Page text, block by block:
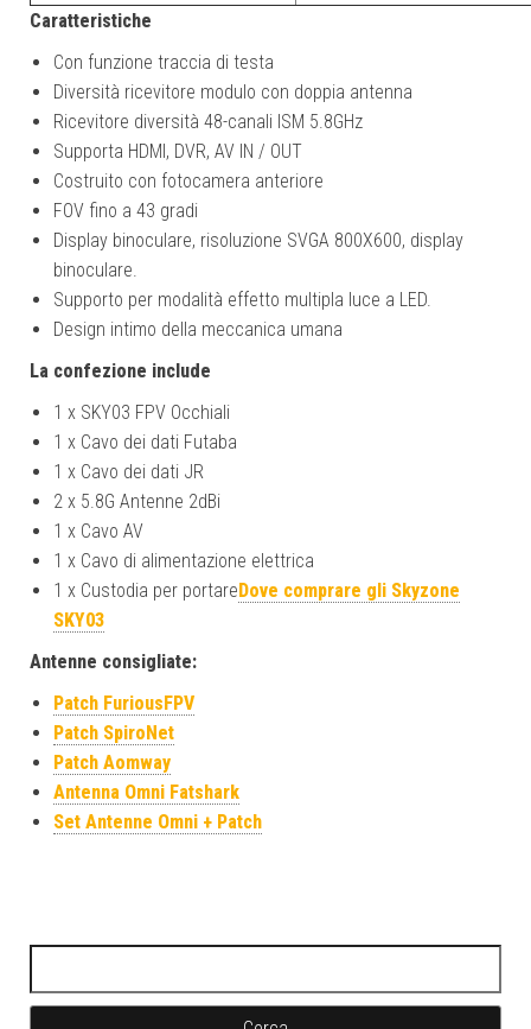
Caratteristiche
Con funzione traccia di testa
Diversità ricevitore modulo con doppia antenna
Ricevitore diversità 48-canali ISM 5.8GHz
Supporta HDMI, DVR, AV IN / OUT
Costruito con fotocamera anteriore
FOV fino a 43 gradi
Display binoculare, risoluzione SVGA 800X600, display
binoculare.
Supporto per modalità effetto multipla luce a LED.
Design intimo della meccanica umana
La confezione include
1 x SKY03 FPV Occhiali
1 x Cavo dei dati Futaba
1 x Cavo dei dati JR
2 x 5.8G Antenne 2dBi
1 x Cavo AV
1 x Cavo di alimentazione elettrica
1 x Custodia per portareDove comprare gli Skyzone
SKY03
Antenne consigliate:
Patch FuriousFPV
Patch SpiroNet
Patch Aomway
Antenna Omni Fatshark
Set Antenne Omni + Patch